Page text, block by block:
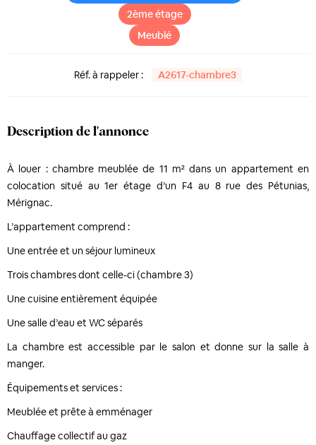
2ème étage
Meublé
Réf. à rappeler : A2617-chambre3
Description de l'annonce
À louer : chambre meublée de 11 m² dans un appartement en
colocation situé au 1er étage d’un F4 au 8 rue des Pétunias,
Mérignac.
L’appartement comprend :
Une entrée et un séjour lumineux
Trois chambres dont celle-ci (chambre 3)
Une cuisine entièrement équipée
Une salle d’eau et WC séparés
La chambre est accessible par le salon et donne sur la salle à
manger.
Équipements et services :
Meublée et prête à emménager
Chauffage collectif au gaz